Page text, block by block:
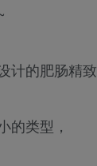
计的肥肠精致
的类型，